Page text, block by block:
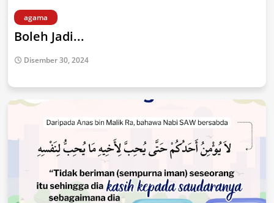
agama
Boleh Jadi...
Disember 30, 2024